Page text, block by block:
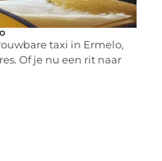
taxi in Ermelo,
Of je nu een rit naar